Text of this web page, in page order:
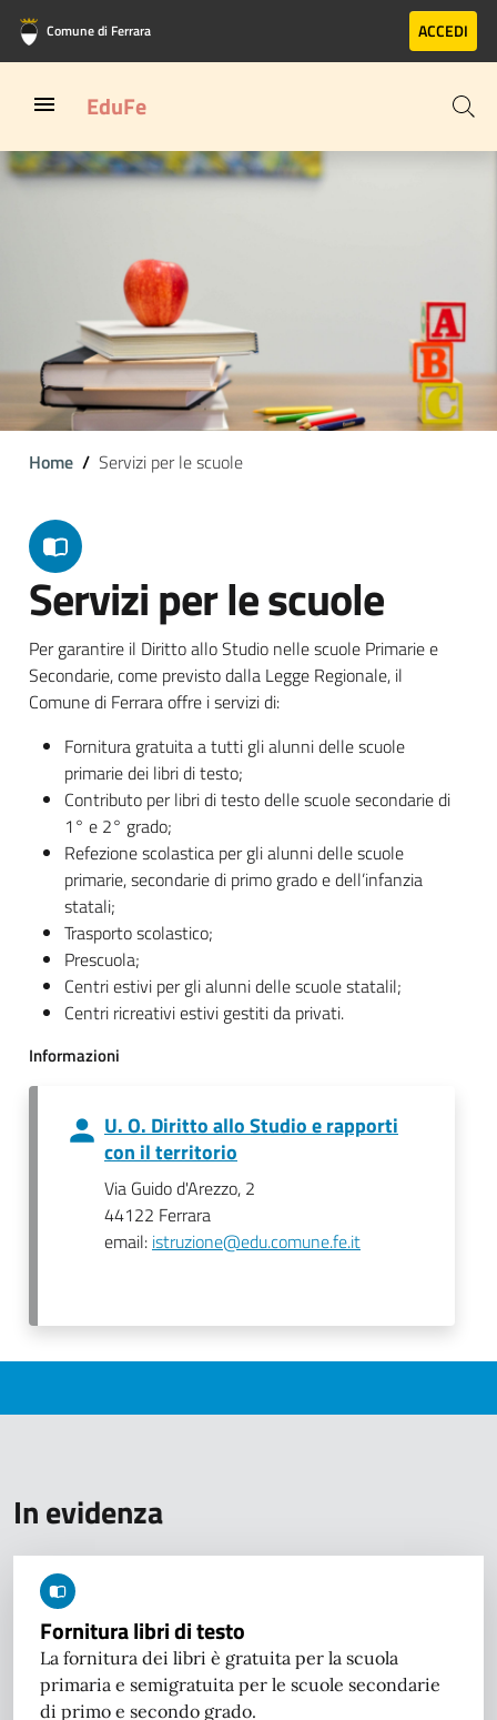
Vai al contenuto principale
Vai al footer
Comune di Ferrara ACCEDI
EduFe
Home Servizi per le scuole
Servizi per le scuole
Per garantire il Diritto allo Studio nelle scuole Primarie e
Secondarie, come previsto dalla Legge Regionale, il
Comune di Ferrara offre i servizi di:
Fornitura gratuita a tutti gli alunni delle scuole
primarie dei libri di testo;
Contributo per libri di testo delle scuole secondarie di
1° e 2° grado;
Refezione scolastica per gli alunni delle scuole
primarie, secondarie di primo grado e dell’infanzia
statali;
Trasporto scolastico;
Prescuola;
Centri estivi per gli alunni delle scuole statalil;
Centri ricreativi estivi gestiti da privati.
Informazioni
U. O. Diritto allo Studio e rapporti
con il territorio
Via Guido d'Arezzo, 2
44122 Ferrara
email: istruzione@edu.comune.fe.it
In evidenza
Fornitura libri di testo
La fornitura dei libri è gratuita per la scuola
primaria e semigratuita per le scuole secondarie
di primo e secondo grado.